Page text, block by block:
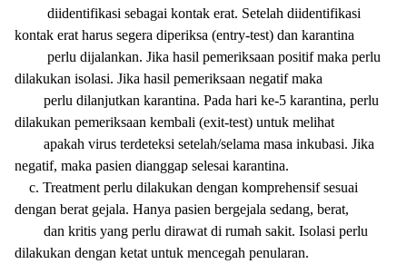
diidentifikasi sebagai kontak erat. Setelah diidentifikasi
kontak erat harus segera diperiksa (entry-test) dan karantina
perlu dijalankan. Jika hasil pemeriksaan positif maka perlu
dilakukan isolasi. Jika hasil pemeriksaan negatif maka
perlu dilanjutkan karantina. Pada hari ke-5 karantina, perlu
dilakukan pemeriksaan kembali (exit-test) untuk melihat
apakah virus terdeteksi setelah/selama masa inkubasi. Jika
negatif, maka pasien dianggap selesai karantina.
c. Treatment perlu dilakukan dengan komprehensif sesuai
dengan berat gejala. Hanya pasien bergejala sedang, berat,
dan kritis yang perlu dirawat di rumah sakit. Isolasi perlu
dilakukan dengan ketat untuk mencegah penularan.